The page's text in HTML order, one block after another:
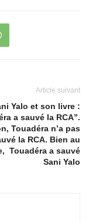
Article suivant
Yalo et son livre :
a sauvé la RCA”.
Touadéra n’a pas
la RCA. Bien au
Touadéra a sauvé
Sani Yalo